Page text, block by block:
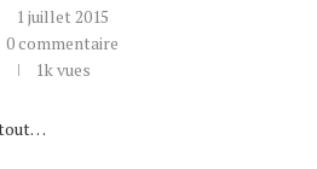
1 juillet 2015
0 commentaire
1kvues
tout…